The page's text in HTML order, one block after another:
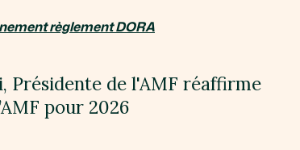
règlement DORA
Présidente de l'AMF réaffirme
pour 2026